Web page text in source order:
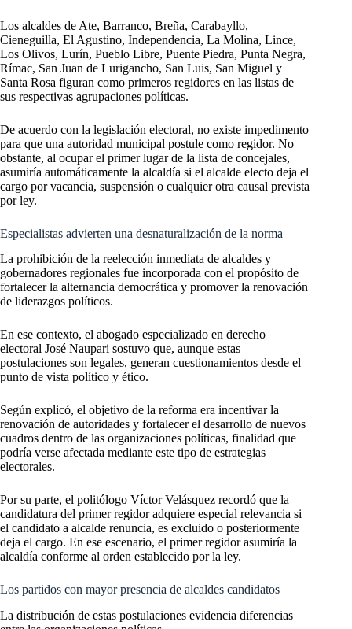
Los alcaldes de Ate, Barranco, Breña, Carabayllo,
Cieneguilla, El Agustino, Independencia, La Molina, Lince,
Los Olivos, Lurín, Pueblo Libre, Puente Piedra, Punta Negra,
Rímac, San Juan de Lurigancho, San Luis, San Miguel y
Santa Rosa figuran como primeros regidores en las listas de
sus respectivas agrupaciones políticas.
De acuerdo con la legislación electoral, no existe impedimento
para que una autoridad municipal postule como regidor. No
obstante, al ocupar el primer lugar de la lista de concejales,
asumiría automáticamente la alcaldía si el alcalde electo deja el
cargo por vacancia, suspensión o cualquier otra causal prevista
por ley.
Especialistas advierten una desnaturalización de la norma
La prohibición de la reelección inmediata de alcaldes y
gobernadores regionales fue incorporada con el propósito de
fortalecer la alternancia democrática y promover la renovación
de liderazgos políticos.
En ese contexto, el abogado especializado en derecho
electoral José Naupari sostuvo que, aunque estas
postulaciones son legales, generan cuestionamientos desde el
punto de vista político y ético.
Según explicó, el objetivo de la reforma era incentivar la
renovación de autoridades y fortalecer el desarrollo de nuevos
cuadros dentro de las organizaciones políticas, finalidad que
podría verse afectada mediante este tipo de estrategias
electorales.
Por su parte, el politólogo Víctor Velásquez recordó que la
candidatura del primer regidor adquiere especial relevancia si
el candidato a alcalde renuncia, es excluido o posteriormente
deja el cargo. En ese escenario, el primer regidor asumiría la
alcaldía conforme al orden establecido por la ley.
Los partidos con mayor presencia de alcaldes candidatos
La distribución de estas postulaciones evidencia diferencias